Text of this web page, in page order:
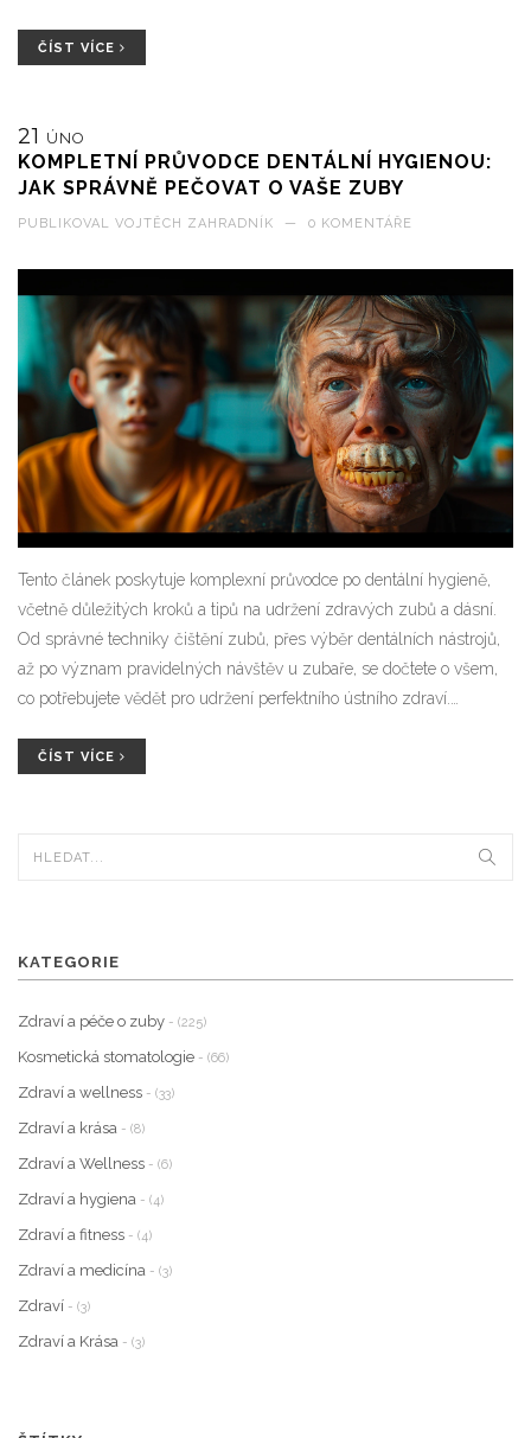
zuby.
ČÍST VÍCE
21 ÚNO
KOMPLETNÍ PRŮVODCE DENTÁLNÍ HYGIENOU:
JAK SPRÁVNĚ PEČOVAT O VAŠE ZUBY
PUBLIKOVAL VOJTĚCH ZAHRADNÍK — 0 KOMENTÁŘE
Tento článek poskytuje komplexní průvodce po dentální hygieně,
včetně důležitých kroků a tipů na udržení zdravých zubů a dásní.
Od správné techniky čištění zubů, přes výběr dentálních nástrojů,
až po význam pravidelných návštěv u zubaře, se dočtete o všem,
co potřebujete vědět pro udržení perfektního ústního zdraví.
chránit Vaše zuby před kazem a onemocněními.
ČÍST VÍCE
KATEGORIE
Zdraví a péče o zuby - (225)
Kosmetická stomatologie - (66)
Zdraví a wellness - (33)
Zdraví a krása - (8)
Zdraví a Wellness - (6)
Zdraví a hygiena - (4)
Zdraví a fitness - (4)
Zdraví a medicína - (3)
Zdraví - (3)
Zdraví a Krása - (3)